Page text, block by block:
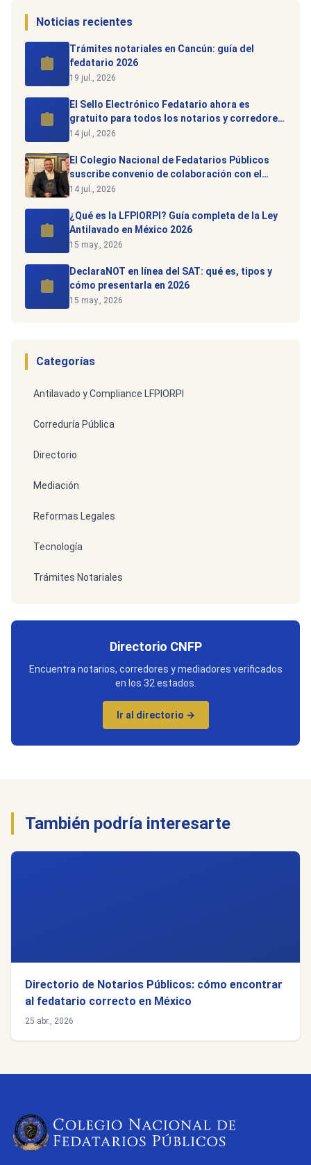
Noticias recientes
Trámites notariales en Cancún: guía del
fedatario 2026
19 jul., 2026
El Sello Electrónico Fedatario ahora es
gratuito para todos los notarios y corredores
de México
14 jul., 2026
El Colegio Nacional de Fedatarios Públicos
suscribe convenio de colaboración con el
Grande Oriente de México
14 jul., 2026
¿Qué es la LFPIORPI? Guía completa de la Ley
Antilavado en México 2026
15 may., 2026
DeclaraNOT en línea del SAT: qué es, tipos y
cómo presentarla en 2026
15 may., 2026
Categorías
Antilavado y Compliance LFPIORPI
Correduría Pública
Directorio
Mediación
Reformas Legales
Tecnología
Trámites Notariales
Directorio CNFP
Encuentra notarios, corredores y mediadores verificados
en los 32 estados.
Ir al directorio →
También podría interesarte
Directorio de Notarios Públicos: cómo encontrar
al fedatario correcto en México
25 abr., 2026